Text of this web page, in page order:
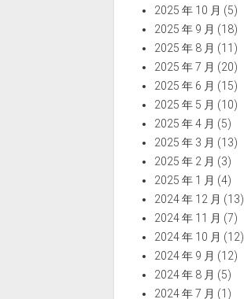
2025 年 10 月 (5)
2025 年 9 月 (18)
2025 年 8 月 (11)
2025 年 7 月 (20)
2025 年 6 月 (15)
2025 年 5 月 (10)
2025 年 4 月 (5)
2025 年 3 月 (13)
2025 年 2 月 (3)
2025 年 1 月 (4)
2024 年 12 月 (13)
2024 年 11 月 (7)
2024 年 10 月 (12)
2024 年 9 月 (12)
2024 年 8 月 (5)
2024 年 7 月 (1)